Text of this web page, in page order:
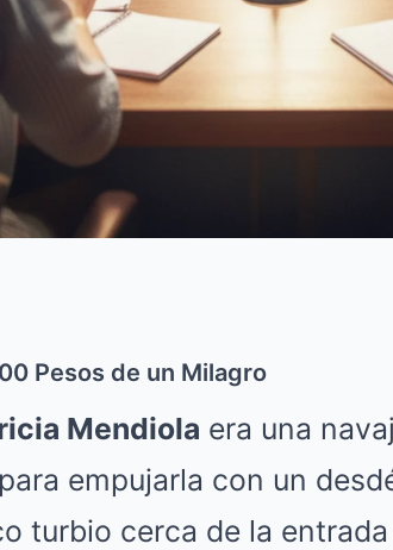
Pesos de un Milagro
Mendiola era una
empujarla con un
turbio cerca de la